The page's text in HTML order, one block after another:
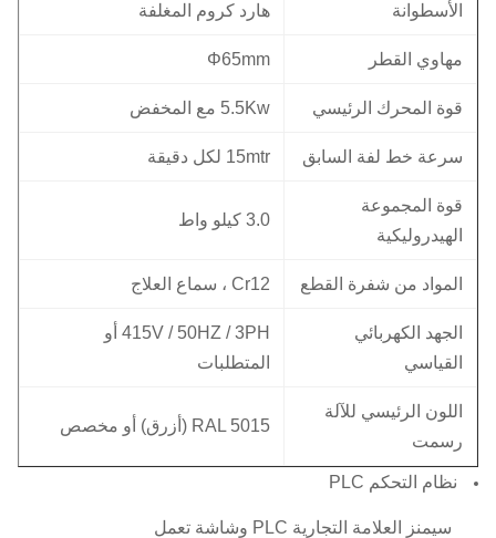
الأسطوانة
هارد كروم المغلفة
مهاوي القطر Φ65mm
قوة المحرك الرئيسي 5.5Kw مع المخفض
سرعة خط لفة السابق 15mtr لكل دقيقة
قوة المجموعة
الهيدروليكية
3.0 كيلو واط
المواد من شفرة القطع Cr12 ، سماع العلاج
الجهد الكهربائي
القياسي
415V / 50HZ / 3PH أو
المتطلبات
اللون الرئيسي للآلة
رسمت
RAL 5015 (أزرق) أو مخصص
نظام التحكم PLC
سيمنز العلامة التجارية PLC وشاشة تعمل